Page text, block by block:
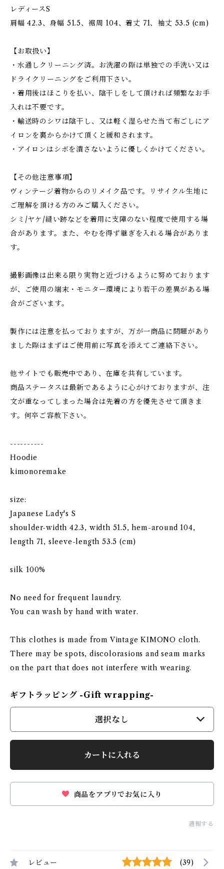
レディースS
肩幅 42.3、身幅 51.5、裾周 104、着丈 71、袖丈 53.5 (cm)
【お取扱い】
・水通しクリーニング済。お洗濯の際は単独での手洗い又は
ドライクリーニングをご利用下さい。
・着用後はほこりを払い、陰干しをして頂ければ頻繁なお手
入れは不要です。
・輸送時のシワは陰干し、又は軽く湿らせた当て布ごしにア
イロンを裏からかけて頂くと緩和されます。
・アイロンはシボを潰さないように優しくかけてください。
【その他注意事項】
ヴィンテージ着物からのリメイク品です。リサイクル生地に
ご理解を頂ける方のみご購入ください。
シミ/ヤケ/縫い跡などを着用に支障のない程度で使用する場
合があります。また、やむを得ず継ぎを入れる場合がありま
す。
撮影画像は出来る限り実物と近づけるように努めております
が、ご使用の端末・モニター環境により若干の差異がある場
合がございます。
製作には注意を払っておりますが、万が一商品に問題があり
ました際はまずはご使用前に写真を添えてご連絡下さい。
他サイトでも販売中であり、在庫を共有しています。
商品ステータスは最新であるように心がけておりますが、注
文が重なってしまった場合は先着の方を優先させて頂きま
す。何卒ご容赦下さい。
----------
Hoodie
kimonoremake
size:
Japanese Lady's S
shoulder-width 42.3, width 51.5, hem-around 104,
length 71, sleeve-length 53.5 (cm)
silk 100%
No need for frequent laundry.
You can wash by hand with water.
This clothes is made from Vintage KIMONO cloth.
There may be spots, discolorasions and seam marks
on the part that does not interfere with wearing.
ギフトラッピング -Gift wrapping-
選択なし
カートに入れる
商品をアプリでお気に入り
通報する
レビュー (39)